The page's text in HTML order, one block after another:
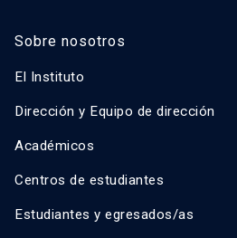
Sobre nosotros
El Instituto
Dirección y Equipo de dirección
Académicos
Centros de estudiantes
Estudiantes y egresados/as